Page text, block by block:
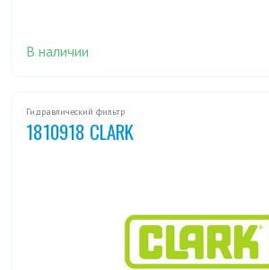
В наличии
Гидравлический фильтр
1810918 CLARK